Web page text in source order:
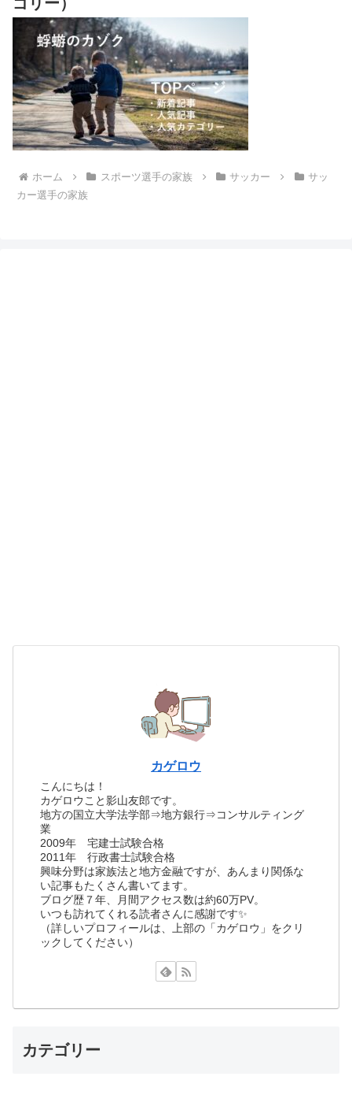
ホーム スポーツ選手の家族 サッカー
サッ
カー選手の家族
カゲロウ
こんにちは！
カゲロウこと影山友郎です。
地方の国立大学法学部⇒地方銀行⇒コンサルティング
業
2009年 宅建士試験合格
2011年 行政書士試験合格
興味分野は家族法と地方金融ですが、あんまり関係な
い記事もたくさん書いてます。
ブログ歴７年、月間アクセス数は約60万PV。
いつも訪れてくれる読者さんに感謝です✨
（詳しいプロフィールは、上部の「カゲロウ」をクリ
ックしてください）
カテゴリー